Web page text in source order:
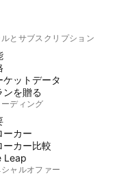
とサブスクリプション
ケットデータ
ンを贈る
ーディング
ーカー
ーカー比較
Leap
ャルオファー